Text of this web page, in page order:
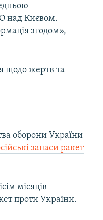
над Києвом.
згодом», –
щодо жертв та
оборони України
запаси ракет
місяців
проти України.